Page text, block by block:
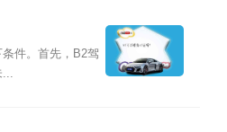
件。首先，B2驾
...